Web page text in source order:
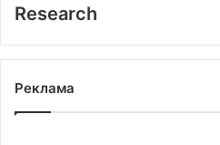
Research
Реклама